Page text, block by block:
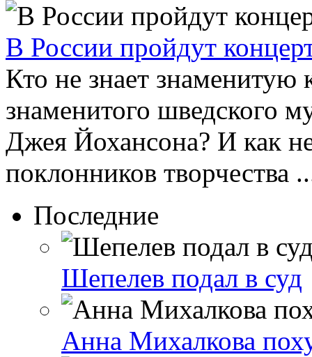
В России пройдут
Кто не знает
знаменитого шведского
Джея Йохансона? И как
поклонников творчества
Последние
Шепелев подал в суд
Анна Михалкова